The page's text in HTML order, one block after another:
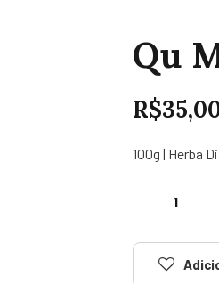
Qu
R$
100g | Herba